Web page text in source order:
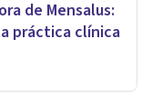
de Mensalus:
práctica clínica